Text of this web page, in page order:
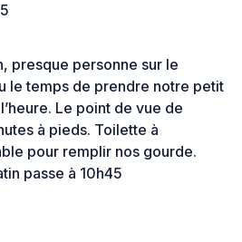
presque personne sur le
le temps de prendre notre petit
Le point de vue de
à pieds. Toilette à
pour remplir nos gourde.
passe à 10h45